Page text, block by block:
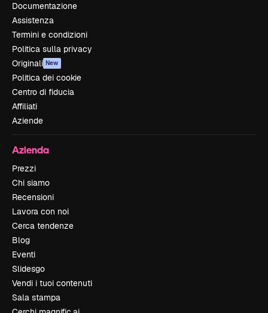
Documentazione
Assistenza
Termini e condizioni
Politica sulla privacy
Originali New
Politica dei cookie
Centro di fiducia
Affiliati
Aziende
Azienda
Prezzi
Chi siamo
Recensioni
Lavora con noi
Cerca tendenze
Blog
Eventi
Slidesgo
Vendi i tuoi contenuti
Sala stampa